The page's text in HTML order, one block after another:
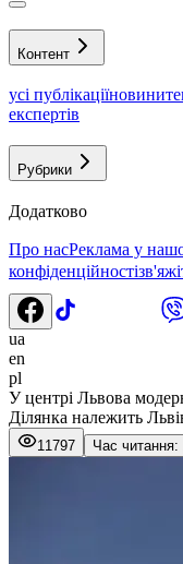
Контент
усі публікаціїновини
експертів
Рубрики
Додатково
Про насРеклама у
конфіденційності
ua
en
pl
У центрі Львова
Ділянка належить
11797 Час читання: